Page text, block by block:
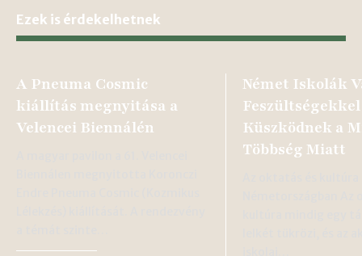
Ezek is érdekelhetnek
A Pneuma Cosmic
kiállítás megnyitása a
Velencei Biennálén
Német Iskolák
Feszültségekkel
Küszködnek a
Többség Miatt